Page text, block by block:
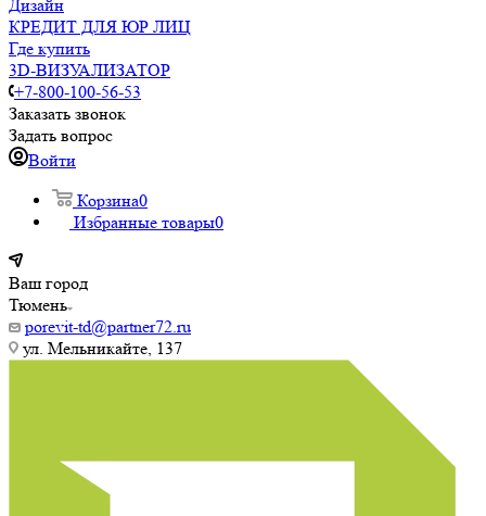
Дизайн
КРЕДИТ ДЛЯ ЮР ЛИЦ
Где купить
3D-ВИЗУАЛИЗАТОР
+7-800-100-56-53
Заказать звонок
Задать вопрос
Войти
Корзина0
Избранные товары0
Ваш город
Тюмень
porevit-td@partner72.ru
ул. Мельникайте, 137